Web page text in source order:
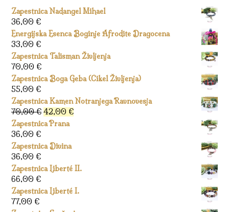
Zapestnica Nadangel Mihael
36,00 €
Energijska Esenca Boginje Afrodite Dragocena
33,00 €
Zapestnica Talisman Življenja
70,00 €
Zapestnica Boga Geba (Cikel Življenja)
55,00 €
Zapestnica Kamen Notranjega Ravnovesja
70,00€ Izvirna
cena
bila:
42,00 €Trenutna
Zapestnica Prana
36,00 €
Zapestnica Divina
36,00 €
Zapestnica Liberté II.
66,00 €
Zapestnica Liberté I.
77,00 €